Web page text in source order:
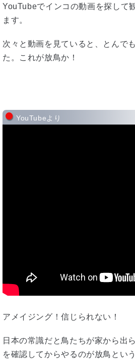
YouTubeでインコの動画を探して
ます。
次々と動画を見ていると、とんで
た。これが放鳥か！
YouTubeより
アメイジング！信じられない！
日本の常識だと鳥たちが家から出
を確認してからやるのが放鳥とい